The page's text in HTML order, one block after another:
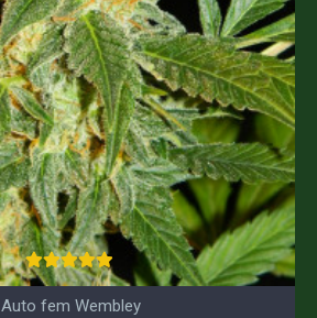
Auto fem Wembley